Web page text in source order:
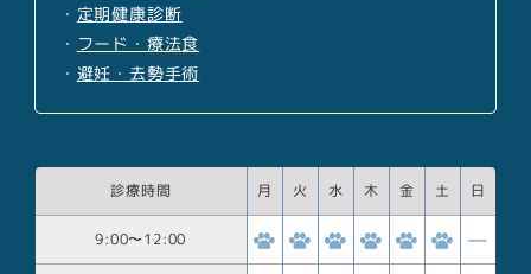
・ 定期健康診断
・ フード・療法食
・ 避妊・去勢手術
診療時間 月 火 水 木 金 土 日
9:00〜12:00